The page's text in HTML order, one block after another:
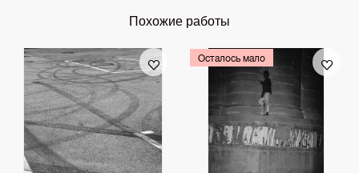
Похожие работы
Осталось мало